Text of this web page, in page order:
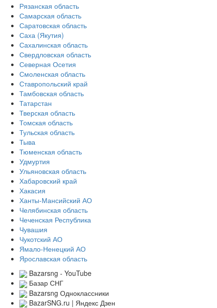
Рязанская область
Самарская область
Саратовская область
Саха (Якутия)
Сахалинская область
Свердловская область
Северная Осетия
Смоленская область
Ставропольский край
Тамбовская область
Татарстан
Тверская область
Томская область
Тульская область
Тыва
Тюменская область
Удмуртия
Ульяновская область
Хабаровский край
Хакасия
Ханты-Мансийский АО
Челябинская область
Чеченская Республика
Чувашия
Чукотский АО
Ямало-Ненецкий АО
Ярославская область
Bazarsng - YouTube
Базар СНГ
Bazarsng Одноклассники
BazarSNG.ru | Яндекс Дзен